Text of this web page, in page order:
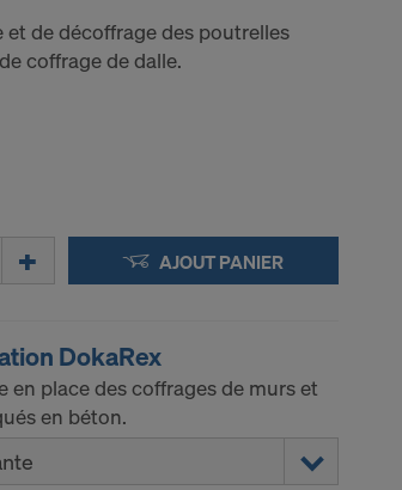
de décoffrage des poutrelles
coffrage de dalle.
AJOUT PANIER
DokaRex
en place des coffrages de murs et
en béton.